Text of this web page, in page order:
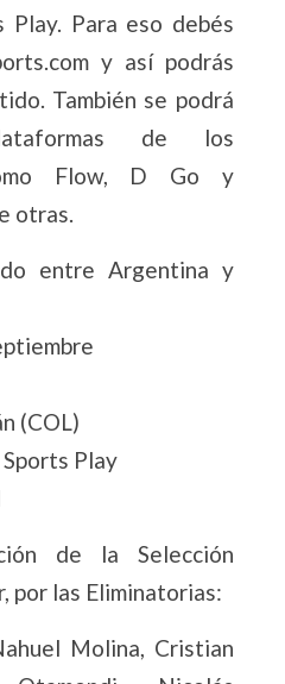
Play. Para eso debés
y así podrás
También se podrá
de los
Flow, D Go y
otras.
entre Argentina y
(COL)
Play
de la Selección
por las Eliminatorias:
Molina, Cristian